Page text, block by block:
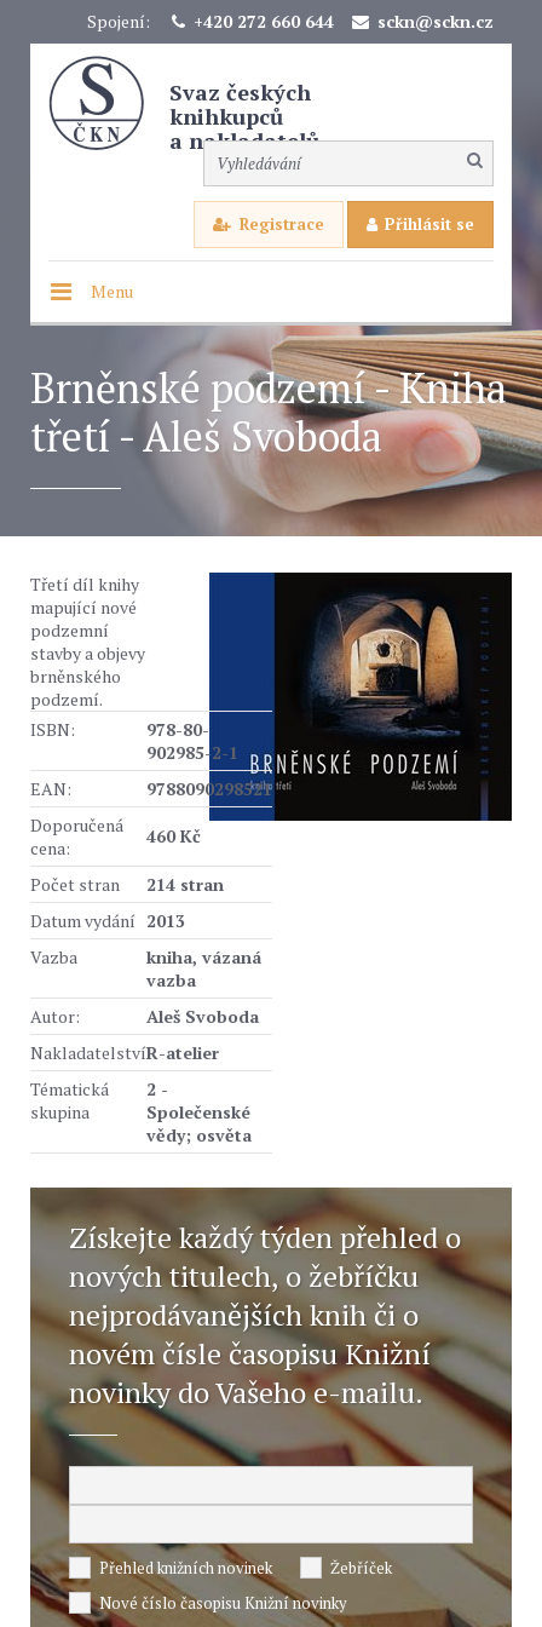
Spojení: +420 272 660 644 sckn@sckn.cz
Svaz českých
knihkupců
a nakladatelů
Registrace Přihlásit se
Menu
Brněnské podzemí - Kniha
třetí - Aleš Svoboda
Třetí díl knihy
mapující nové
podzemní
stavby a objevy
brněnského
podzemí.
ISBN:
978-80-
902985-2-1
EAN:
9788090298521
Doporučená
cena:
460 Kč
Počet stran
214 stran
Datum vydání 2013
Vazba
kniha, vázaná
vazba
Autor:
Aleš Svoboda
NakladatelstvíR-atelier
Tématická
skupina
2 -
Společenské
vědy; osvěta
Získejte každý týden přehled o
nových titulech, o žebříčku
nejprodávanějších knih či o
novém čísle časopisu Knižní
novinky do Vašeho e-mailu.
Přehled knižních novinek
Žebříček
Nové číslo časopisu Knižní novinky